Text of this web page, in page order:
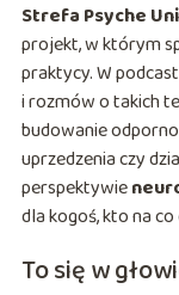
Strefa Psyche
projekt, w którym
praktycy. W
i rozmów o takich
budowanie
uprzedzenia czy
perspektywie
dla kogoś, kto na
To się w